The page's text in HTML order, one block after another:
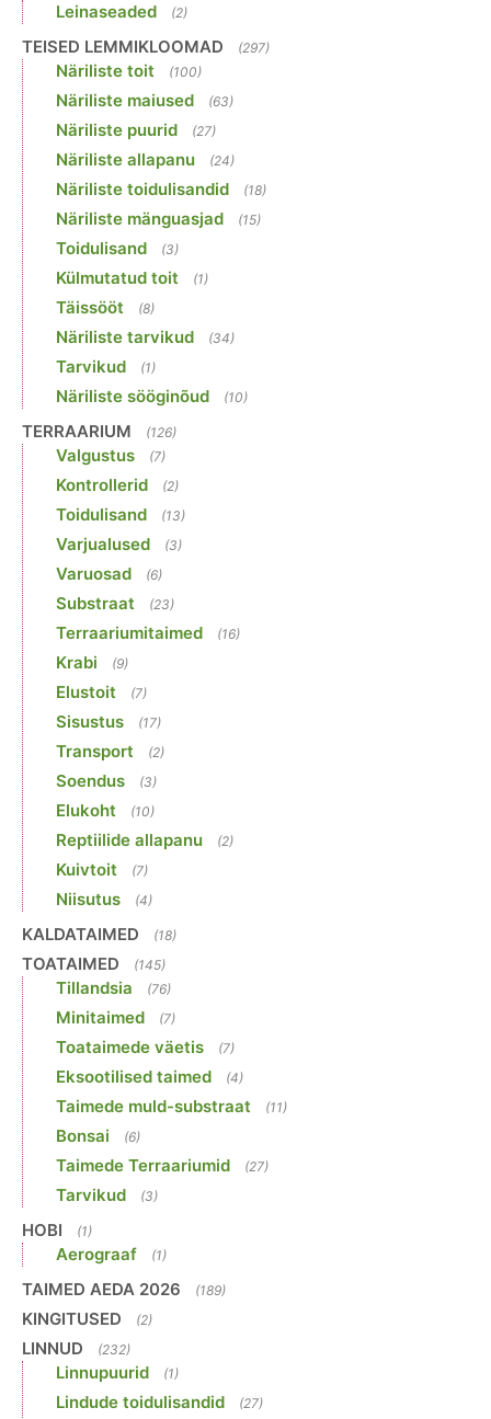
Leinaseaded (2)
TEISED LEMMIKLOOMAD (297)
Näriliste toit (100)
Näriliste maiused (63)
Näriliste puurid (27)
Näriliste allapanu (24)
Näriliste toidulisandid (18)
Näriliste mänguasjad (15)
Toidulisand (3)
Külmutatud toit (1)
Täissööt (8)
Näriliste tarvikud (34)
Tarvikud (1)
Näriliste sööginõud (10)
TERRAARIUM (126)
Valgustus (7)
Kontrollerid (2)
Toidulisand (13)
Varjualused (3)
Varuosad (6)
Substraat (23)
Terraariumitaimed (16)
Krabi (9)
Elustoit (7)
Sisustus (17)
Transport (2)
Soendus (3)
Elukoht (10)
Reptiilide allapanu (2)
Kuivtoit (7)
Niisutus (4)
KALDATAIMED (18)
TOATAIMED (145)
Tillandsia (76)
Minitaimed (7)
Toataimede väetis (7)
Eksootilised taimed (4)
Taimede muld-substraat (11)
Bonsai (6)
Taimede Terraariumid (27)
Tarvikud (3)
HOBI (1)
Aerograaf (1)
TAIMED AEDA 2026 (189)
KINGITUSED (2)
LINNUD (232)
Linnupuurid (1)
Lindude toidulisandid (27)